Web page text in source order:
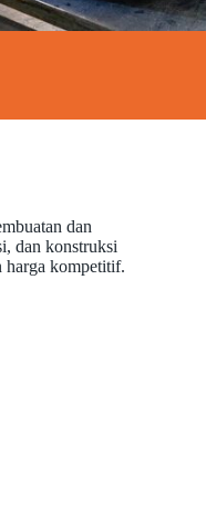
dan
dan konstruksi
harga kompetitif.